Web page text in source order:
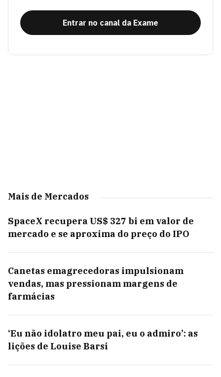
Entrar no canal da Exame
Mais de Mercados
SpaceX recupera US$ 327 bi em valor de
mercado e se aproxima do preço do IPO
Canetas emagrecedoras impulsionam
vendas, mas pressionam margens de
farmácias
‘Eu não idolatro meu pai, eu o admiro’: as
lições de Louise Barsi